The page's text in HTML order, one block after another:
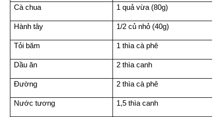
Cà chua 1 quả vừa (80g)
Hành tây 1/2 củ nhỏ (40g)
Tỏi băm 1 thìa cà phê
Dầu ăn 2 thìa canh
Đường 2 thìa cà phê
Nước tương 1,5 thìa canh